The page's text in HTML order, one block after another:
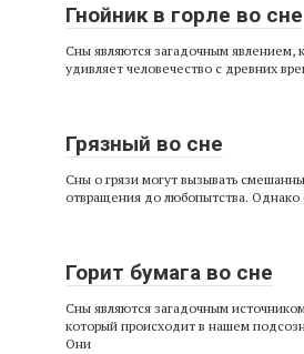
Гнойник в горле во сне
Сны являются загадочным явлением,
удивляет человечество с древних
Грязный во сне
Сны о грязи могут вызывать
отвращения до любопытства. Однако
Горит бумага во сне
Сны являются загадочным
который происходит в нашем
Они